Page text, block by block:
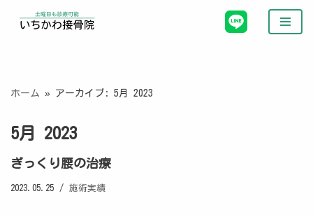
ン
へ
ス
キ
ホーム » アーカイブ: 5月 2023
5月 2023
ぎっくり腰の治療
2023.05.25 施術実績